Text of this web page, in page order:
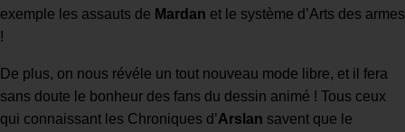
exemple les assauts de Mardan et le système d’Arts des armes
!
De plus, on nous révéle un tout nouveau mode libre, et il fera
sans doute le bonheur des fans du dessin animé ! Tous ceux
qui connaissant les Chroniques d’Arslan savent que le